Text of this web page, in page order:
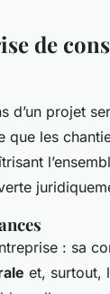
de
d’un projet
que les
: sa
et, surtout,